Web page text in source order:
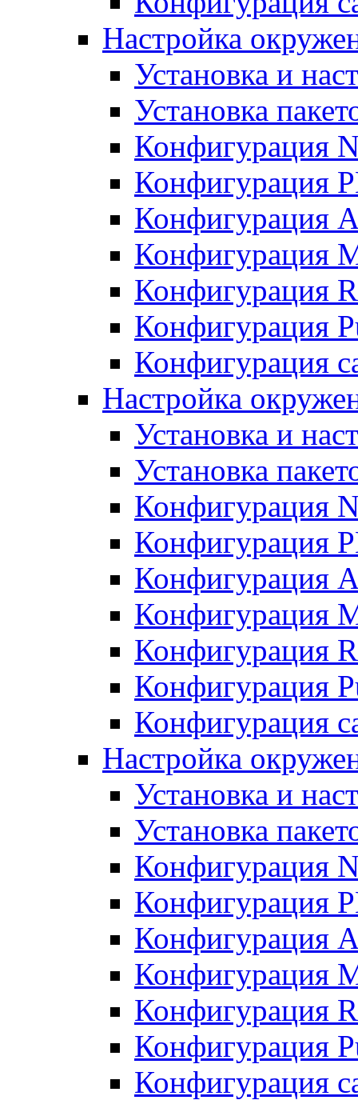
Настройка
Установка и
Установка
Конфигурация
Конфигурация
Конфигурация
Конфигурация
Конфигурация
Конфигурация
Конфигурация
Настройка
Установка и
Установка
Конфигурация
Конфигурация
Конфигурация
Конфигурация
Конфигурация
Конфигурация
Конфигурация
Настройка
Установка и
Установка
Конфигурация
Конфигурация
Конфигурация
Конфигурация
Конфигурация
Конфигурация
Конфигурация